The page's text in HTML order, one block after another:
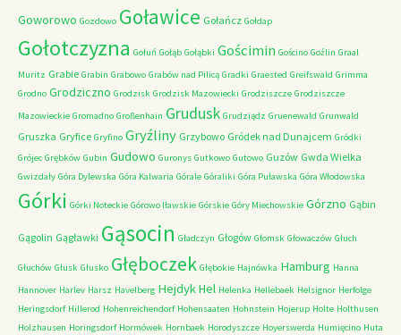
Goworowo Gozdowo Goławice Gołańcz Gołdap
Gołotczyzna Gołuń Gołąb Gołąbki Gościmin Gościno Goźlin Graal
Muritz Grabie Grabin Grabowo Grabów nad Pilicą Gradki Graested Greifswald Grimma
Grodno Grodziczno Grodzisk Grodzisk Mazowiecki Grodziszcze Grodziszcze
Mazowieckie Gromadno Großenhain Grudusk Grudziądz Gruenewald Grunwald
Gruszka Gryfice Gryfino Gryźliny Grzybowo Gródek nad Dunajcem Gródki
Grójec Grębków Gubin Gudowo Guronys Gutkowo Gutowo Guzów Gwda Wielka
Gwizdały Góra Dylewska Góra Kalwaria Górale Góraliki Góra Puławska Góra Włodowska
Górki Górki Noteckie Górowo Iławskie Górskie Góry Miechowskie Górzno Gąbin
Gągolin Gągławki Gąsocin Gładczyn Głogów Głomsk Głowaczów Głuch
Głuchów Głusk Głusko Głęboczek Głębokie Hajnówka Hamburg Hanna
Hannover Harlev Harsz Havelberg HejdykHel Helenka Hellebaek Helsignor Herfolge
Heringsdorf Hillerod Hohenreichendorf Hohensaaten Hohnstein Hojerup Holte Holthusen
Holzhausen Horingsdorf Hormówek Hornbaek Horodyszcze Hoyerswerda Humięcino Huta